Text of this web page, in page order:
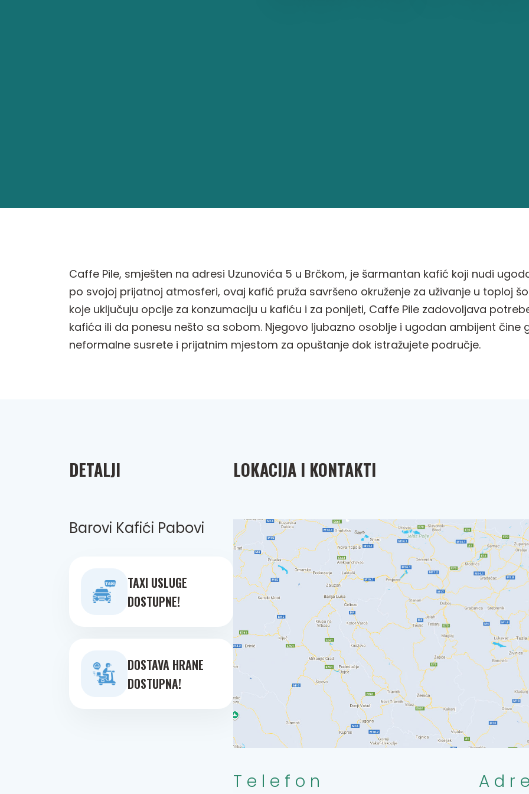
Caffe Pile, smješten na adresi Uzunovića 5 u Brčkom, je šarmantan kafić koji nudi
po svojoj prijatnoj atmosferi, ovaj kafić pruža savršeno okruženje za uživanje u toploj
koje uključuju opcije za konzumaciju u kafiću i za ponijeti, Caffe Pile zadovoljava
kafića ili da ponesu nešto sa sobom. Njegovo ljubazno osoblje i ugodan ambijent
neformalne susrete i prijatnim mjestom za opuštanje dok istražujete područje.
DETALJI
Barovi Kafići Pabovi
TAXI USLUGE
DOSTUPNE!
DOSTAVA HRANE
DOSTUPNA!
LOKACIJA I KONTAKTI
Telefon